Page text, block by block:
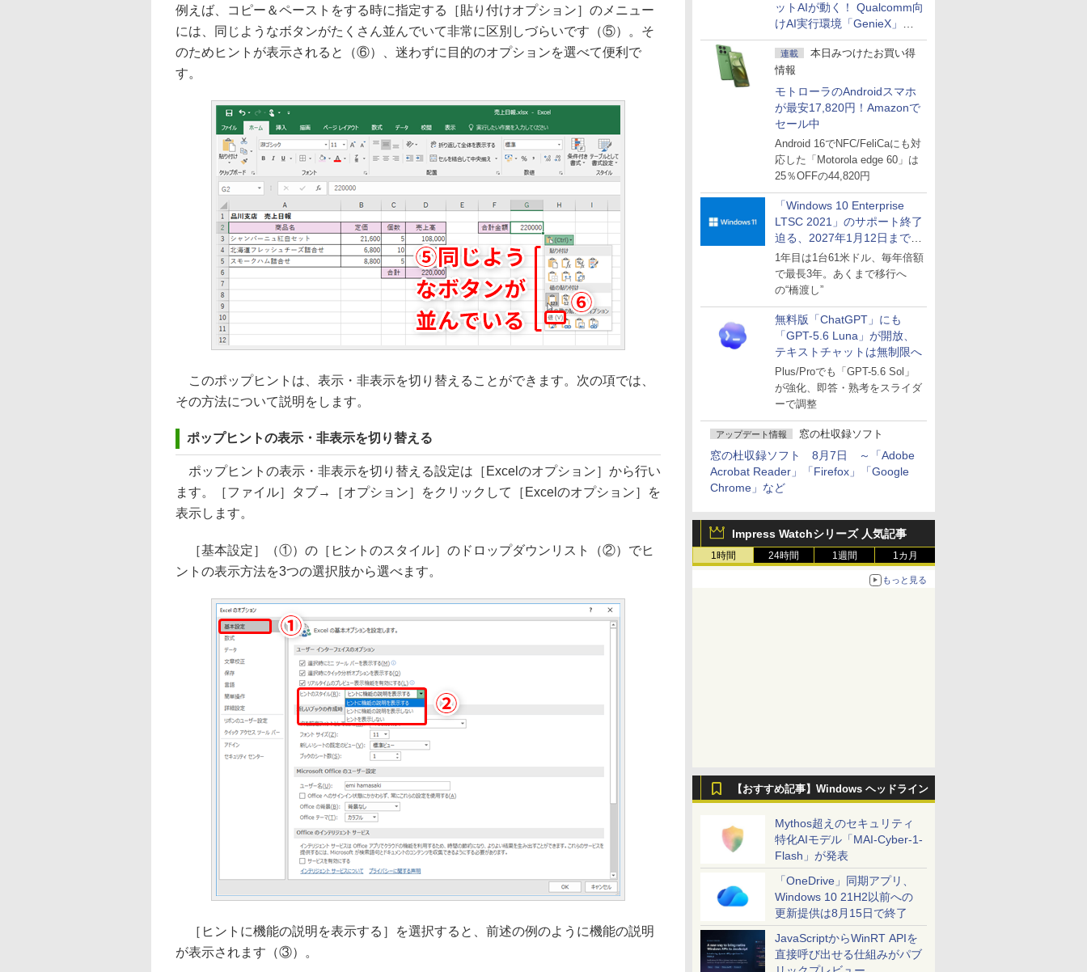
ットAIが動く！ Qualcomm向
けAI実行環境「GenieX」を
試してみた
連載
本日みつけたお買い得
情報
モトローラのAndroidスマホ
が最安17,820円！Amazonで
セール中
Android 16でNFC/FeliCaにも対
応した「Motorola edge 60」は
25％OFFの44,820円
「Windows 10 Enterprise
LTSC 2021」のサポート終了
迫る、2027年1月12日まで
～ESUは9月1日から販売
1年目は1台61米ドル、毎年倍額
で最長3年。あくまで移行へ
の“橋渡し”
無料版「ChatGPT」にも
「GPT-5.6 Luna」が開放、
テキストチャットは無制限へ
Plus/Proでも「GPT-5.6 Sol」
が強化、即答・熟考をスライダ
ーで調整
アップデート情報 窓の杜収録ソフト
窓の杜収録ソフト 8月7日 ～「Adobe
Acrobat Reader」「Firefox」「Google
Chrome」など
Impress Watchシリーズ 人気記事
1時間 24時間 1週間 1カ月
もっと見る
【おすすめ記事】Windows ヘッドライン
Mythos超えのセキュリティ
特化AIモデル「MAI-Cyber-1-
Flash」が発表
「OneDrive」同期アプリ、
Windows 10 21H2以前への
更新提供は8月15日で終了
JavaScriptからWinRT APIを
直接呼び出せる仕組みがパブ
例えば、コピー＆ペーストをする時に指定する［貼り付けオプション］のメニュー
には、同じようなボタンがたくさん並んでいて非常に区別しづらいです（⑤）。そ
のためヒントが表示されると（⑥）、迷わずに目的のオプションを選べて便利で
す。
このポップヒントは、表示・非表示を切り替えることができます。次の項では、
その方法について説明をします。
ポップヒントの表示・非表示を切り替える
ポップヒントの表示・非表示を切り替える設定は［Excelのオプション］から行い
ます。［ファイル］タブ→［オプション］をクリックして［Excelのオプション］を
表示します。
［基本設定］（①）の［ヒントのスタイル］のドロップダウンリスト（②）でヒ
ントの表示方法を3つの選択肢から選べます。
［ヒントに機能の説明を表示する］を選択すると、前述の例のように機能の説明
が表示されます（③）。